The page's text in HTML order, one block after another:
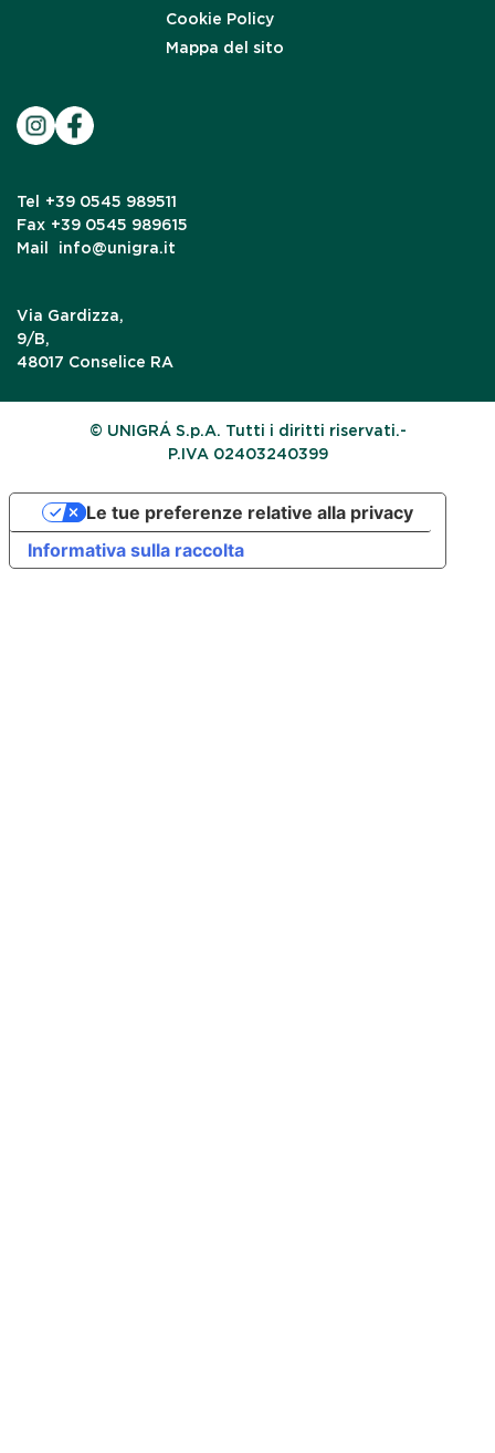
Cookie Policy
Mappa del sito
Tel
+39 0545 989511
Fax +39 0545 989615
Mail
info@unigra.it
Via Gardizza,
9/B,
48017 Conselice RA
© UNIGRÁ S.p.A. Tutti i diritti riservati.-
P.IVA 02403240399
Informativa sulla raccolta
Le tue preferenze relative alla privacy